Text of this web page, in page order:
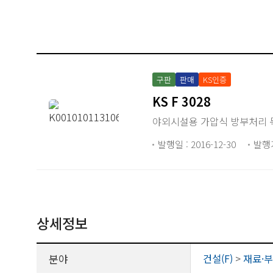
구판 판매 KS인증
KS F 3028
야외시설용 가압식 방부처리
발행일 : 2016-12-30 발
상세정보
분야 건설(F) >재료·